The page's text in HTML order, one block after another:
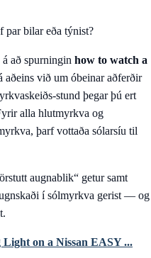
par bilar eða týnist?
að spurningin how to watch a
aðeins við um óbeinar aðferðir
stund þegar þú ert
alla hlutmyrkva og
þarf vottaða sólarsíu til
augnablik“ getur samt
í sólmyrkva gerist — og
.
on a Nissan EASY ...